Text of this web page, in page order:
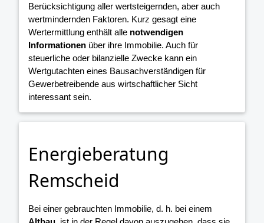
Berücksichtigung aller wertsteigernden, aber auch
wertmindernden Faktoren. Kurz gesagt eine
Wertermittlung enthält alle notwendigen
Informationen über ihre Immobilie. Auch für
steuerliche oder bilanzielle Zwecke kann ein
Wertgutachten eines Bausachverständigen für
Gewerbetreibende aus wirtschaftlicher Sicht
interessant sein.
Energieberatung
Remscheid
Bei einer gebrauchten Immobilie, d. h. bei einem